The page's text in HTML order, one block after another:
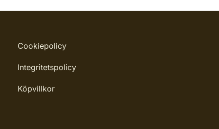
Cookiepolicy
Integritetspolicy
Köpvillkor